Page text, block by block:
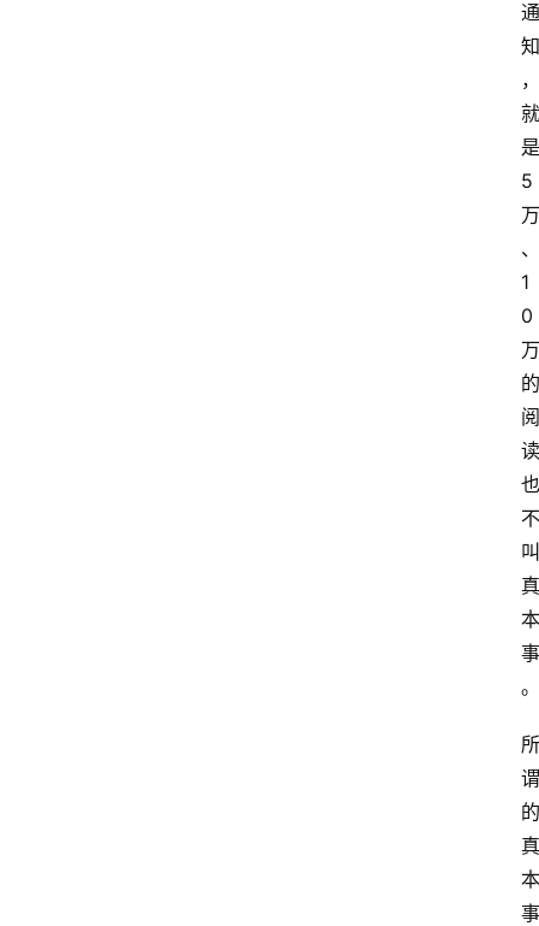
通
知
，
就
是
5
万
、
1
0
万
的
阅
读
也
不
叫
真
本
事
。
所
谓
的
真
本
事